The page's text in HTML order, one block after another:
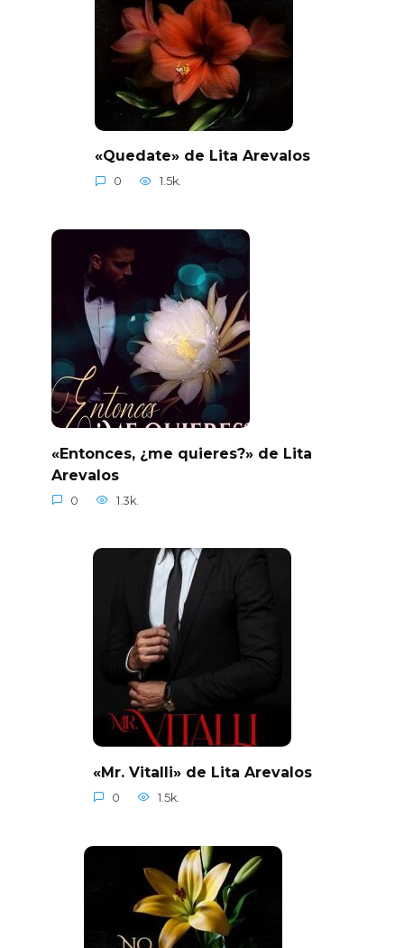
«Quedate» de Lita Arevalos
0 1.5k.
«Entonces, ¿me quieres?» de Lita
Arevalos
0 1.3k.
«Mr. Vitalli» de Lita Arevalos
0 1.5k.